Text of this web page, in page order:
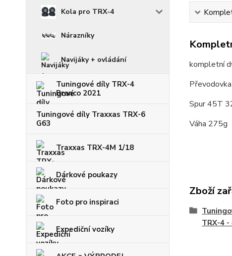
Kola pro TRX-4
Nárazníky
Navijáky + ovládání
Tuningové díly TRX-4
Bronco 2021
Tuningové díly Traxxas TRX-6
G63
Traxxas TRX-4M 1/18
Dárkové poukazy
Foto pro inspiraci
Expediční vozíky
kompletní
Spur 45T
Váha 275g
Zboží
TRX-4 -